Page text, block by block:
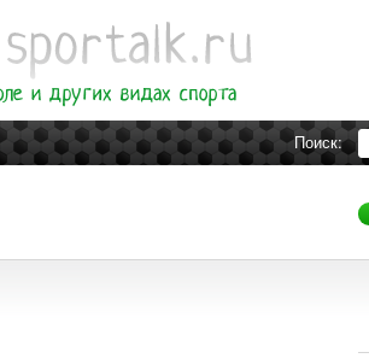
Поиск: